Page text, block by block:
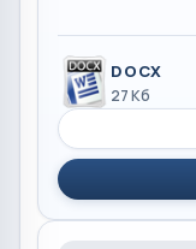
DOCX
27 Кб